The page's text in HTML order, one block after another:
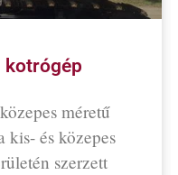
kotrógép
méretű
kis- és közepes
szerzett